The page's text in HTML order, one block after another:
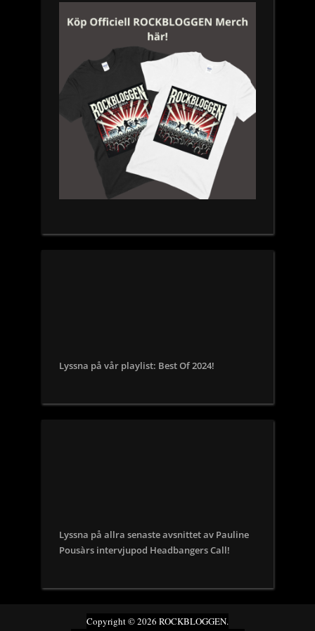
Lyssna på vår playlist: Best Of 2024!
Lyssna på allra senaste avsnittet av Pauline
Pousàrs intervjupod Headbangers Call!
Copyright © 2026 ROCKBLOGGEN.